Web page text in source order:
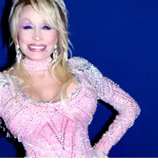
de Americana